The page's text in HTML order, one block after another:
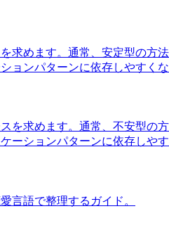
求めます。通常、安定型の
ョンパターンに依存しやすくな
を求めます。通常、不安型
ーションパターンに依存しやす
言語で整理するガイド。